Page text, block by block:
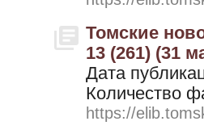
Томские
13 (261) (31
Дата
Количество
https://